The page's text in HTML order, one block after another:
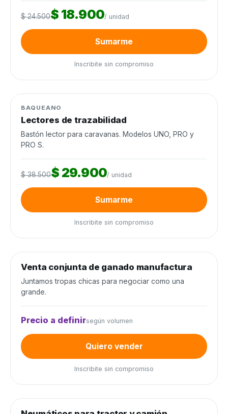
$ 24.500$ 18.900/ unidad
Sumarme
Inscribite sin compromiso
Manejo de ganado
BAQUEANO
Lectores de trazabilidad
Bastón lector para caravanas. Modelos UNO, PRO y
PRO S.
$ 38.500$ 29.900/ unidad
Sumarme
Inscribite sin compromiso
Venta conjunta
Venta conjunta de ganado manufactura
Juntamos tropas chicas para negociar como una
grande.
Precio a definirsegún volumen
Quiero vender
Inscribite sin compromiso
Neumáticos y baterías